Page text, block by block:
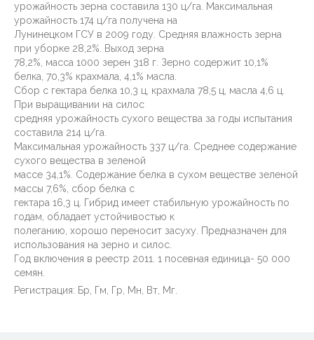
урожайность зерна составила 130 ц/га. Максимальная
урожайность 174 ц/га получена на
Лунинецком ГСУ в 2009 году. Средняя влажность зерна
при уборке 28,2%. Выход зерна
78,2%, масса 1000 зерен 318 г. Зерно содержит 10,1%
белка, 70,3% крахмала, 4,1% масла.
Сбор с гектара белка 10,3 ц, крахмала 78,5 ц, масла 4,6 ц.
При выращивании на силос
средняя урожайность сухого вещества за годы испытания
составила 214 ц/га.
Максимальная урожайность 337 ц/га. Среднее содержание
сухого вещества в зеленой
массе 34,1%. Содержание белка в сухом веществе зеленой
массы 7,6%, сбор белка с
гектара 16,3 ц. Гибрид имеет стабильную урожайность по
годам, обладает устойчивостью к
полеганию, хорошо переносит засуху. Предназначен для
использования на зерно и силос.
Год включения в реестр 2011. 1 посевная единица- 50 000
семян.
Регистрация: Бр, Гм, Гр, Мн, Вт, Мг.